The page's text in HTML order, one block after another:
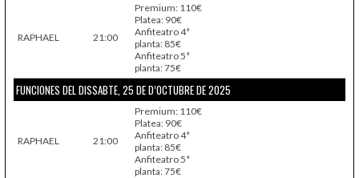
RAPHAEL 21:00
Premium: 110€
Platea: 90€
Anfiteatro 4ª
planta: 85€
Anfiteatro 5ª
planta: 75€
FUNCIONES DEL DISSABTE, 25 DE D’OCTUBRE DE 2025
RAPHAEL 21:00
Premium: 110€
Platea: 90€
Anfiteatro 4ª
planta: 85€
Anfiteatro 5ª
planta: 75€